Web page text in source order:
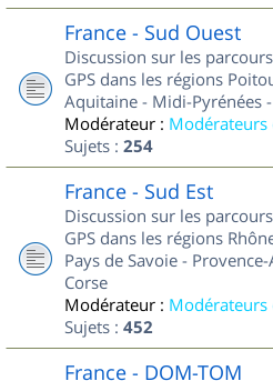
France - Sud Ouest
Discussion sur les
GPS dans les régions
Aquitaine - Midi-Pyrénées
Modérateur : Modérateurs
Sujets : 254
France - Sud Est
Discussion sur les
GPS dans les régions
Pays de Savoie -
Corse
Modérateur : Modérateurs
Sujets : 452
France - DOM-TOM